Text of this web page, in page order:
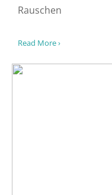
lighting,projection
Haut - Weite, dein